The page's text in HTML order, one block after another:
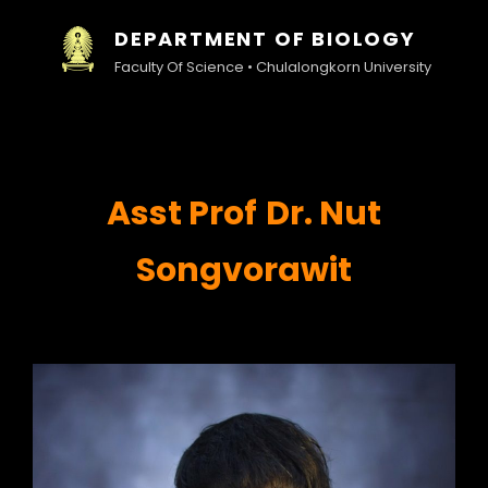
DEPARTMENT OF BIOLOGY
Faculty Of Science • Chulalongkorn University
Asst Prof Dr. Nut
Songvorawit